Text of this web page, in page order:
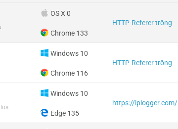
OS X 0
Chrome 133
HTTP-Referer trống
Windows 10
Chrome 116
HTTP-Referer trống
Windows 10
Edge 135
https://iplogger.com/